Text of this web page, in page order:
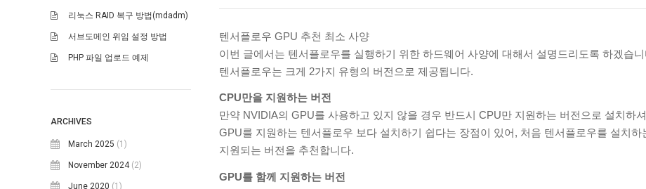
리눅스 RAID 복구 방법(mdadm)
서브도메인 위임 설정 방법
PHP 파일 업로드 예제
ARCHIVES
March 2025 (1)
November 2024(2)
June 2020 (1)
텐서플로우 GPU 추천 최소 사양
이번 글에서는 텐서플로우를 실행하기 위한 하드웨어 사양에 대해서 설명드리도록 하겠습니
텐서플로우는 크게 2가지 유형의 버전으로 제공됩니다.
CPU만을 지원하는 버전
만약 NVIDIA의 GPU를 사용하고 있지 않을 경우 반드시 CPU만 지원하는 버전으로 설치하
GPU를 지원하는 텐서플로우 보다 설치하기 쉽다는 장점이 있어, 처음 텐서플로우를 설치하
지원되는 버전을 추천합니다.
GPU를 함께 지원하는 버전